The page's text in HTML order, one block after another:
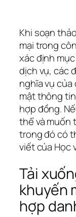
Khi soạn
mại trong
xác định
dịch vụ, các
nghĩa vụ của
mật thông
hợp đồng.
thể và muốn
trong đó có
viết của Học
Tải
khuyến
hợp